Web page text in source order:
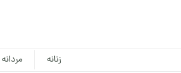
زنانه مردانه